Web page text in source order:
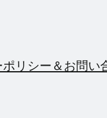
リシー＆お問い